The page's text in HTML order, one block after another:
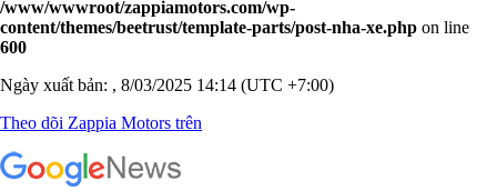
/www/wwwroot/zappiamotors.com/wp-
content/themes/beetrust/template-parts/post-nha-xe.php on line
600
Ngày xuất bản: , 8/03/2025 14:14 (UTC +7:00)
Theo dõi Zappia Motors trên